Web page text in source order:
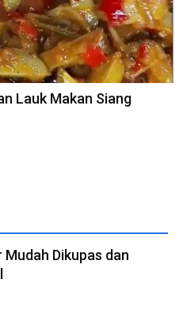
Lauk Makan Siang
Dikupas dan